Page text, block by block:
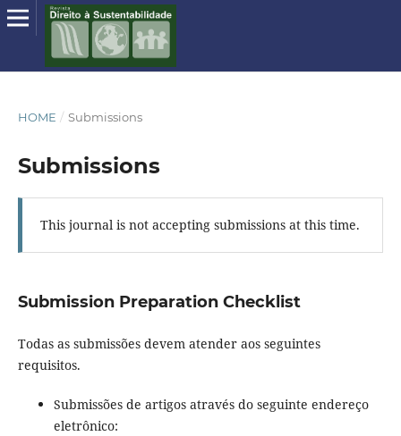
HOME / Submissions
Submissions
This journal is not accepting submissions at this time.
Submission Preparation Checklist
Todas as submissões devem atender aos seguintes
requisitos.
Submissões de artigos através do seguinte endereço
eletrônico: